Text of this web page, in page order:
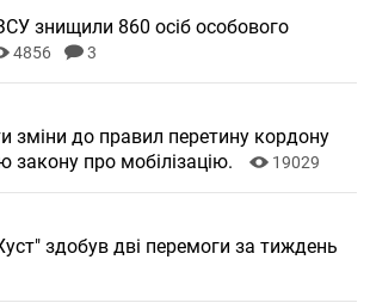
знищили 860 осіб особового
4856 3
зміни до правил перетину кордону
закону про мобілізацію.
19029
здобув дві перемоги за тиждень